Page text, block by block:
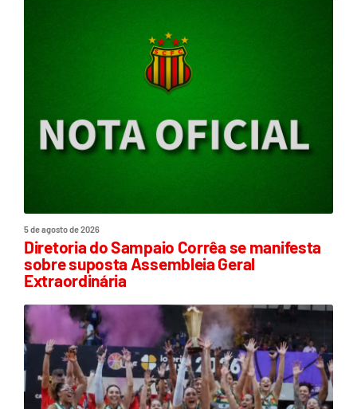
5 de agosto de 2026
Diretoria do Sampaio Corrêa se manifesta
sobre suposta Assembleia Geral
Extraordinária